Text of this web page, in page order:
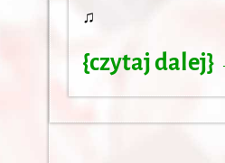
♫
{czytaj dalej}